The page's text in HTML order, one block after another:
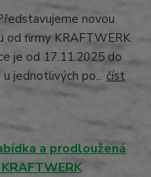
novou
od firmy KRAFTWERK.
je od 17.11.2025 do
jednotlivých po... číst
a prodloužená